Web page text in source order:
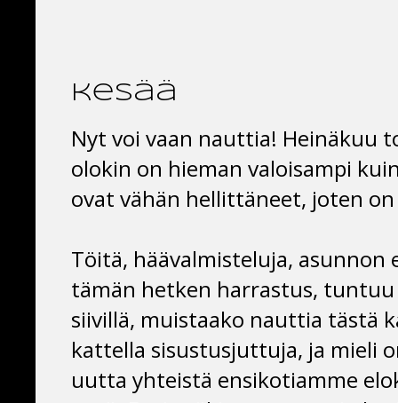
kesää
Nyt voi vaan nauttia! Heinäkuu
olokin on hieman valoisampi
ovat vähän hellittäneet, joten
Töitä, häävalmisteluja, asunnon
tämän hetken harrastus,
siivillä, muistaako nauttia tästä
kattella sisustusjuttuja, ja mieli
uutta yhteistä ensikotiamme